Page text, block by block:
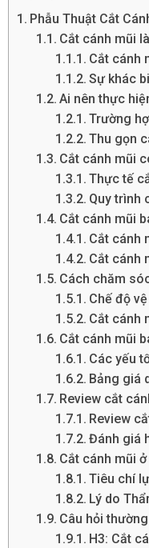
Phẫu Thuật Cắt
Cắt cánh mũi
Cắt cánh
Sự khác
Ai nên thực
Trường
Thu gọn
Cắt cánh mũi
Thực tế
Quy trình
Cắt cánh mũi
Cắt cánh
Cắt cánh
Cách chăm
Chế độ
Cắt cánh
Cắt cánh mũi
Các yếu
Bảng giá
Review cắt
Review
Đánh giá
Cắt cánh mũi
Tiêu chí
Lý do
Câu hỏi
H3: Cắt